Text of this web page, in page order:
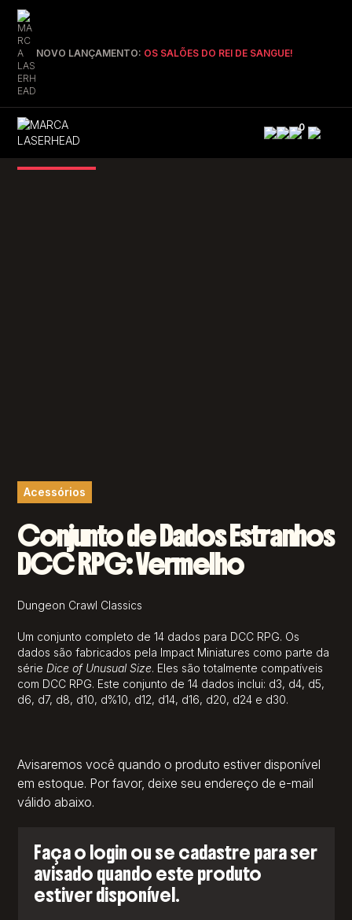
NOVO LANÇAMENTO: OS SALÕES DO REI DE SANGUE!
0
Acessórios
Conjunto de Dados Estranhos
DCC RPG: Vermelho
Dungeon Crawl Classics
Um conjunto completo de 14 dados para DCC RPG. Os
dados são fabricados pela Impact Miniatures como parte da
série Dice of Unusual Size. Eles são totalmente compatíveis
com DCC RPG. Este conjunto de 14 dados inclui: d3, d4, d5,
d6, d7, d8, d10, d%10, d12, d14, d16, d20, d24 e d30.
Avisaremos você quando o produto estiver disponível
em estoque. Por favor, deixe seu endereço de e-mail
válido abaixo.
Faça o login ou se cadastre para ser
avisado quando este produto
estiver disponível.